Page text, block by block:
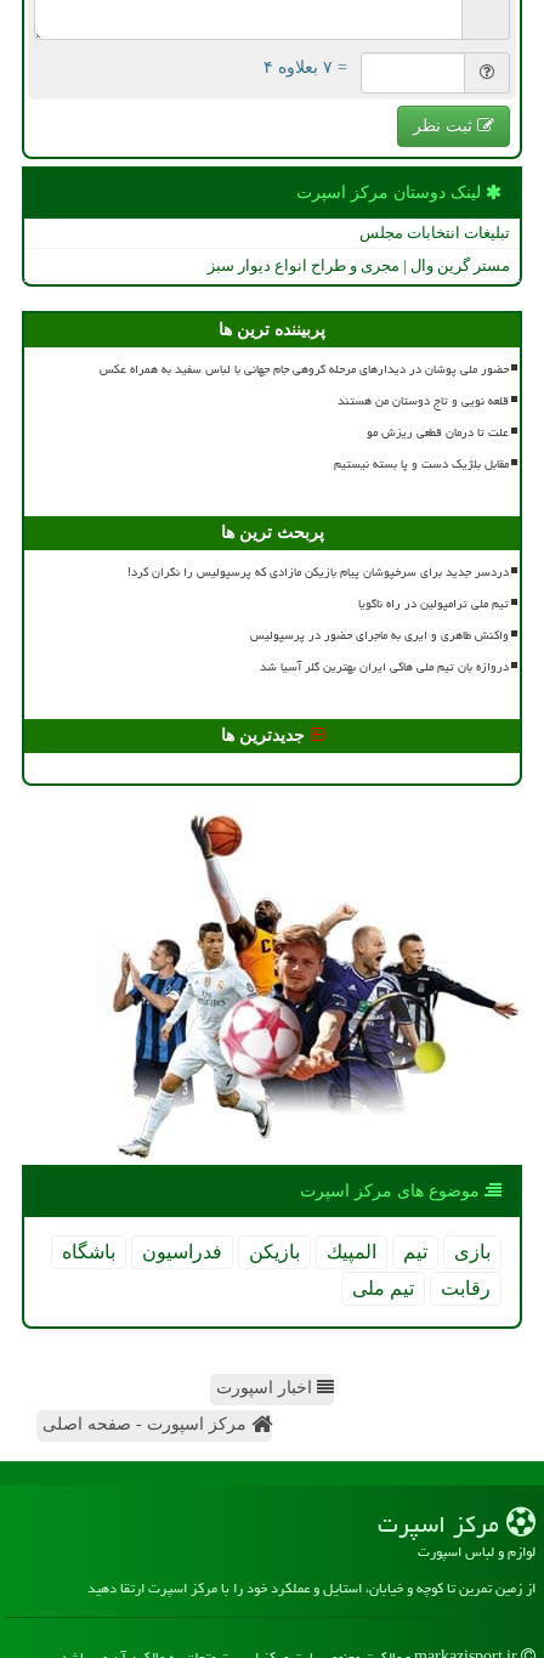
= ۷ بعلاوه ۴
ثبت نظر
لینک دوستان مركز اسپرت
تبلیغات انتخابات مجلس
مستر گرین وال | مجری و طراح انواع دیوار سبز
پربیننده ترین ها
حضور ملی پوشان در دیدارهای مرحله گروهی جام جهانی با لباس سفید به همراه عکس
قلعه نویی و تاج دوستان من هستند
علت تا درمان قطعی ریزش مو
مقابل بلژیک دست و پا بسته نیستیم
پربحث ترین ها
دردسر جدید برای سرخپوشان پیام بازیکن مازادی که پرسپولیس را نگران کرد!
تیم ملی ترامپولین در راه ناگویا
واکنش طاهری و ایری به ماجرای حضور در پرسپولیس
دروازه بان تیم ملی هاکی ایران بهترین گلر آسیا شد
جدیدترین ها
موضوع های مركز اسپرت
بازی تیم المپیك بازیكن فدراسیون
باشگاه
رقابت
تیم ملی
اخبار اسپورت
مرکز اسپورت - صفحه اصلی
مركز اسپرت
لوازم و لباس اسپورت
از زمین تمرین تا کوچه و خیابان، استایل و عملکرد خود را با مرکز اسپرت ارتقا دهید